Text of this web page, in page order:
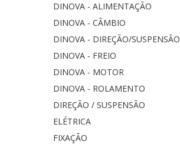
DINOVA - ALIMENTAÇÃO
DINOVA - CÂMBIO
DINOVA - DIREÇÃO/SUSPENSÃO
DINOVA - FREIO
DINOVA - MOTOR
DINOVA - ROLAMENTO
DIREÇÃO / SUSPENSÃO
ELÉTRICA
FIXAÇÃO